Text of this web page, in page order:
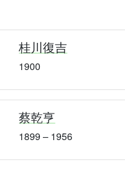
桂川復吉
1900
蔡乾亨
1899 – 1956